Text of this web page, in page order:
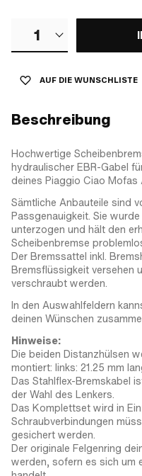
1
AUF DIE WUNSCHLISTE
Beschreibung
Hochwertige
hydraulischer EBR-Gabel
deines Piaggio Ciao
Sämtliche Anbauteile sind
Passgenauigkeit. Sie
unterzogen und hält den
Scheibenbremse
Der Bremssattel inkl.
Bremsflüssigkeit versehen
verschraubt werden.
In den Auswahlfeldern
deinen Wünschen
Hinweise:
Die beiden Distanzhülsen
montiert: links: 21.25 mm
Das Stahlflex-Bremskabel
der Wahl des Lenkers.
Das Komplettset wird in
Schraubverbindungen
gesichert werden.
Der originale Felgenring
werden, sofern es sich um